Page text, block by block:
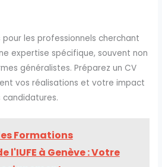
les professionnels cherchant
expertise spécifique, souvent non
généralistes. Préparez un CV
vos réalisations et votre impact
Formations
l'IUFE à Genève : Votre